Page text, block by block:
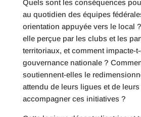
Quels sont les conséquences
au quotidien des équipes
orientation appuyée vers le local
elle perçue par les clubs et les
territoriaux, et comment impacte-
gouvernance nationale ?
soutiennent-elles le
attendu de leurs ligues et de
accompagner ces initiatives ?